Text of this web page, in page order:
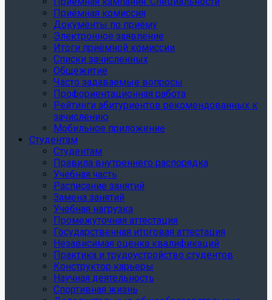
Приёмная комиссия
Документы по приёму
Электронное заявление
Итоги приёмной комиссии
Списки зачисленных
Общежитие
Часто задаваемые вопросы
Профориентационная работа
Рейтинги абитуриентов рекомендованных к
зачислению
Мобильное приложение
Студентам
Студентам
Правила внутреннего распорядка
Учебная часть
Расписание занятий
Замена занятий
Учебная нагрузка
Промежуточная аттестация
Государственная итоговая аттестация
Независимая оценка квалификаций
Практика и трудоустройство студентов
Конструктор карьеры
Научная деятельность
Спортивная жизнь